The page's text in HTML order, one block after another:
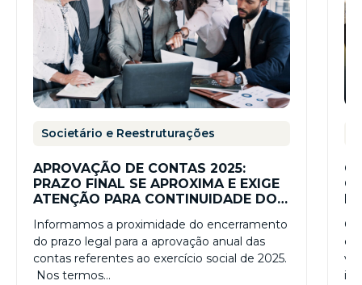
Societário e Reestruturações
APROVAÇÃO DE CONTAS 2025:
PRAZO FINAL SE APROXIMA E EXIGE
ATENÇÃO PARA CONTINUIDADE DOS
Informamos a proximidade do encerramento
do prazo legal para a aprovação anual das
contas referentes ao exercício social de 2025.
Nos termos…
O